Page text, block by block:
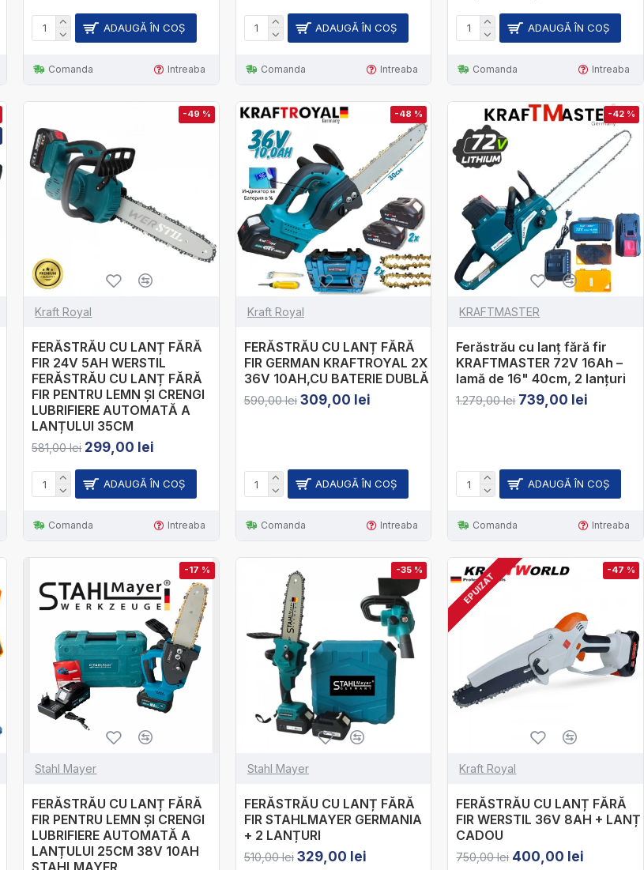
ADAUGĂ ÎN COŞ
Comanda Intreaba
ADAUGĂ ÎN COŞ
Comanda Intreaba
ADAUGĂ ÎN COŞ
Comanda Intreaba
-49 %
Kraft Royal
FERĂSTRĂU CU LANȚ FĂRĂ
FIR 24V 5AH WERSTIL
FERĂSTRĂU CU LANȚ FĂRĂ
FIR PENTRU LEMN ȘI CRENGI
LUBRIFIERE AUTOMATĂ A
LANȚULUI 35CM
581,00 lei 299,00 lei
ADAUGĂ ÎN COŞ
Comanda Intreaba
-48 %
Kraft Royal
FERĂSTRĂU CU LANȚ FĂRĂ
FIR GERMAN KRAFTROYAL 2X
36V 10AH,CU BATERIE DUBLĂ
590,00 lei 309,00 lei
ADAUGĂ ÎN COŞ
Comanda Intreaba
-42 %
KRAFTMASTER
Ferăstrău cu lanț fără fir
KRAFTMASTER 72V 16Ah –
lamă de 16" 40cm, 2 lanțuri
1.279,00 lei 739,00 lei
ADAUGĂ ÎN COŞ
Comanda Intreaba
-17 %
Stahl Mayer
FERĂSTRĂU CU LANȚ FĂRĂ
FIR PENTRU LEMN ȘI CRENGI
LUBRIFIERE AUTOMATĂ A
LANȚULUI 25CM 38V 10AH
STAHLMAYER
-35 %
Stahl Mayer
FERĂSTRĂU CU LANȚ FĂRĂ
FIR STAHLMAYER GERMANIA
+ 2 LANȚURI
510,00 lei 329,00 lei
-47 %
EPUIZAT
Kraft Royal
FERĂSTRĂU CU LANȚ FĂRĂ
FIR WERSTIL 36V 8AH + LANȚ
CADOU
750,00 lei 400,00 lei